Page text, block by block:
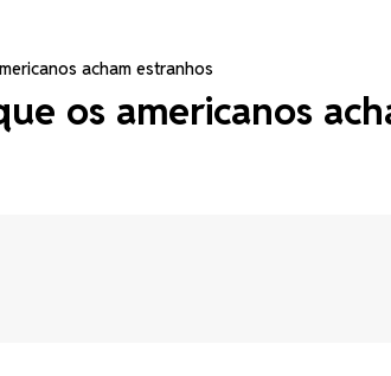
acham estranhos
os americanos